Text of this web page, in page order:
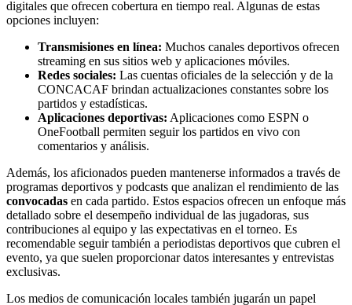
digitales que ofrecen cobertura en tiempo real. Algunas de estas
opciones incluyen:
Transmisiones en línea: Muchos canales deportivos ofrecen
streaming en sus sitios web y aplicaciones móviles.
Redes sociales: Las cuentas oficiales de la selección y de la
CONCACAF brindan actualizaciones constantes sobre los
partidos y estadísticas.
Aplicaciones deportivas: Aplicaciones como ESPN o
OneFootball permiten seguir los partidos en vivo con
comentarios y análisis.
Además, los aficionados pueden mantenerse informados a través de
programas deportivos y podcasts que analizan el rendimiento de las
convocadas en cada partido. Estos espacios ofrecen un enfoque más
detallado sobre el desempeño individual de las jugadoras, sus
contribuciones al equipo y las expectativas en el torneo. Es
recomendable seguir también a periodistas deportivos que cubren el
evento, ya que suelen proporcionar datos interesantes y entrevistas
exclusivas.
Los medios de comunicación locales también jugarán un papel